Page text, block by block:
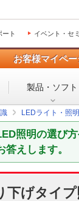
ート イベント・セ
お客様マイペー
製品・ソフト
LEDライト・照
照明の選び
答えします。
下げタイプ